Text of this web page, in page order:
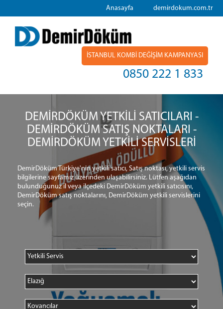
demirdokum.com.tr
Anasayfa
İSTANBUL KOMBİ DEĞİŞİM KAMPANYASI
0850 222 1 833
DEMİRDÖKÜM YETKİLİ SATICILARI -
DEMİRDÖKÜM SATIŞ NOKTALARI -
DEMİRDÖKÜM YETKİLİ SERVİSLERİ
DemirDöküm Türkiye'nin yetkili satıcı, Satış noktası, yetkili servis
bilgilerine sayfamız üzerinden ulaşabilirsiniz. Lütfen aşağıdan
bulunduğunuz il veya ilçedeki DemirDöküm yetkili satıcısını,
DemirDöküm satış noktalarını, DemirDöküm yetkili servislerini
seçin.